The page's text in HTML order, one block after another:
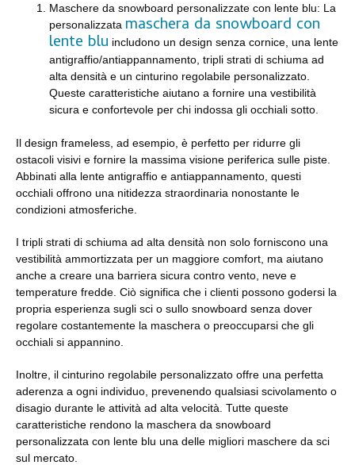
Maschere da snowboard personalizzate con lente blu: La
personalizzata maschera da snowboard con
lente blu includono un design senza cornice, una lente
antigraffio/antiappannamento, tripli strati di schiuma ad
alta densità e un cinturino regolabile personalizzato.
Queste caratteristiche aiutano a fornire una vestibilità
sicura e confortevole per chi indossa gli occhiali sotto.
Il design frameless, ad esempio, è perfetto per ridurre gli
ostacoli visivi e fornire la massima visione periferica sulle piste.
Abbinati alla lente antigraffio e antiappannamento, questi
occhiali offrono una nitidezza straordinaria nonostante le
condizioni atmosferiche.
I tripli strati di schiuma ad alta densità non solo forniscono una
vestibilità ammortizzata per un maggiore comfort, ma aiutano
anche a creare una barriera sicura contro vento, neve e
temperature fredde. Ciò significa che i clienti possono godersi la
propria esperienza sugli sci o sullo snowboard senza dover
regolare costantemente la maschera o preoccuparsi che gli
occhiali si appannino.
Inoltre, il cinturino regolabile personalizzato offre una perfetta
aderenza a ogni individuo, prevenendo qualsiasi scivolamento o
disagio durante le attività ad alta velocità. Tutte queste
caratteristiche rendono la maschera da snowboard
personalizzata con lente blu una delle migliori maschere da sci
sul mercato.